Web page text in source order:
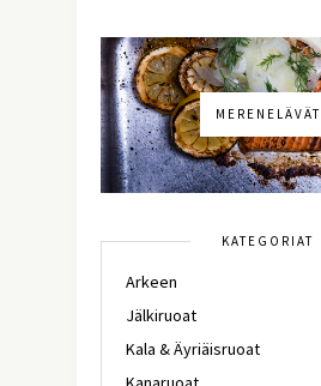
MERENELÄVÄT
KATEGORIAT
Arkeen
Jälkiruoat
Kala & Äyriäisruoat